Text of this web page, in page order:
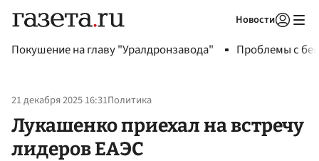
Новости
Покушение на главу "Уралдронзавода" Проблемы с
21 декабря 2025 16:31Политика
Лукашенко приехал на встречу
лидеров ЕАЭС